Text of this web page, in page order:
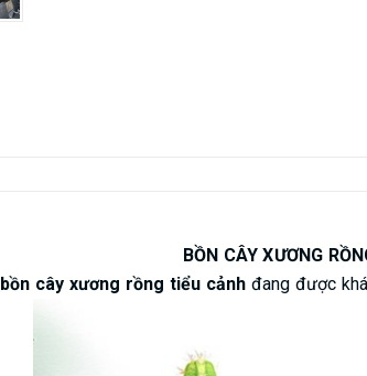
BỒN CÂY XƯƠNG
bồn cây xương rồng tiểu cảnh đang được